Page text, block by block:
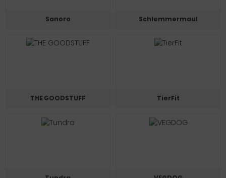
Sanoro Schlemmermaul
THE GOODSTUFF TierFit